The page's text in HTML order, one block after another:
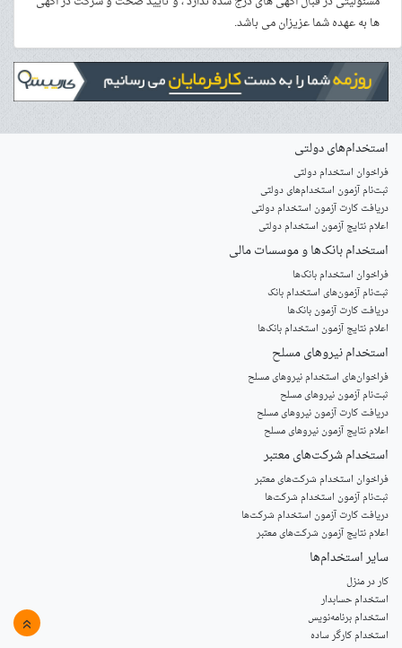
ها به عهده شما عزیزان می باشد.
»
استخدام‌های دولتی
فراخوان استخدام دولتی
ثبت‌نام آزمون‌ استخدام‌های دولتی
دریافت کارت آزمون استخدام دولتی
اعلام نتایج آزمون استخدام دولتی
استخدام‌ بانک‌ها و موسسات مالی
فراخوان استخدام بانک‌ها
‌ثبت‌نام آزمون‌های استخدام بانک
دریافت کارت آزمون بانک‌ها
اعلام نتایج آزمون استخدام بانک‌ها
استخدام‌ نیروهای مسلح
‌فراخوان‌های استخدام‌ نیروهای مسلح
ثبت‌نام آزمون نیروهای مسلح
دریافت کارت آزمون نیروهای مسلح
اعلام نتایج آزمون نیروهای مسلح
استخدام‌ شرکت‌های معتبر
فراخوان استخدام شرکت‌های معتبر
ثبت‌نام آزمون استخدام شرکت‌ها
دریافت کارت آزمون استخدام شرکت‌ها
اعلام نتایج آزمون شرکت‌های معتبر
سایر استخدام‌ها
کار در منزل
استخدام حسابدار
استخدام برنامه‌نویس
استخدام کارگر ساده